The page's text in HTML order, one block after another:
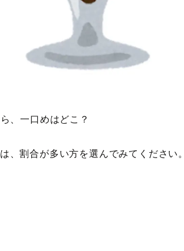
、一口めはどこ？
、割合が多い方を選んでみてください。